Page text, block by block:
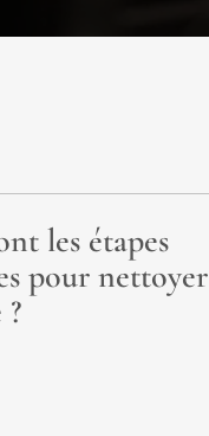
les étapes
pour nettoyer